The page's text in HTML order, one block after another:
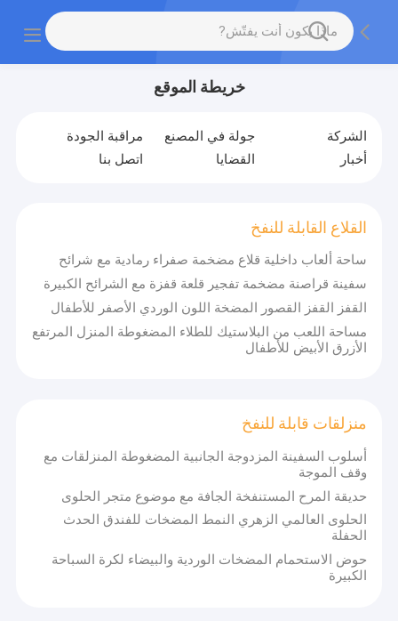
خريطة الموقع
الشركة جولة في المصنع
مراقبة الجودة
أخبار
القضايا اتصل بنا
القلاع القابلة للنفخ
ساحة ألعاب داخلية قلاع مضخمة صفراء رمادية مع شرائح
سفينة قراصنة مضخمة تفجير قلعة قفزة مع الشرائح الكبيرة
القفز القفز القصور المضخة اللون الوردي الأصفر للأطفال
مساحة اللعب من البلاستيك للطلاء المضغوطة المنزل المرتفع
الأزرق الأبيض للأطفال
منزلقات قابلة للنفخ
أسلوب السفينة المزدوجة الجانبية المضغوطة المنزلقات مع
وقف الموجة
حديقة المرح المستنفخة الجافة مع موضوع متجر الحلوى
الحلوى العالمي الزهري النمط المضخات للفندق الحدث
الحفلة
حوض الاستحمام المضخات الوردية والبيضاء لكرة السباحة
الكبيرة